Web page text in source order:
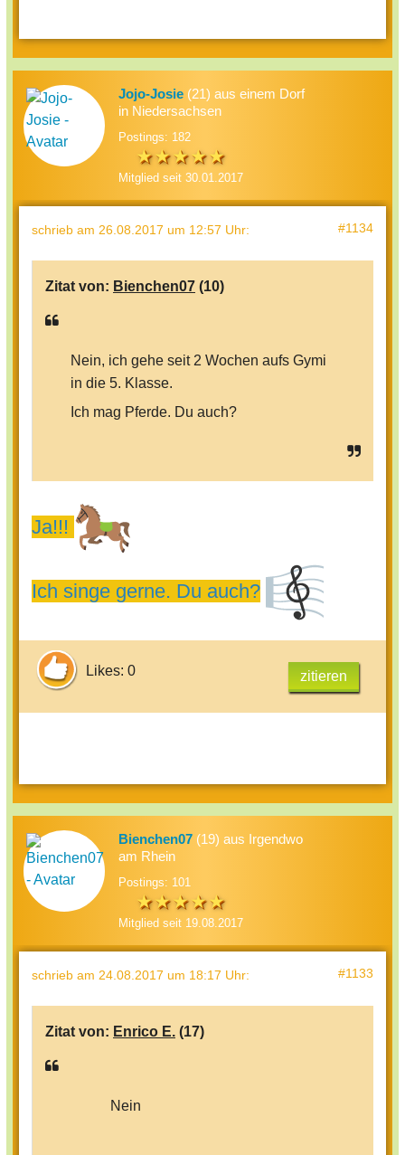
Jojo-Josie (21) aus einem Dorf
in Niedersachsen
Postings: 182
Mitglied seit 30.01.2017
schrieb am 26.08.2017 um 12:57 Uhr: #1134
Zitat von: Bienchen07 (10)
Nein, ich gehe seit 2 Wochen aufs Gymi
in die 5. Klasse.
Ich mag Pferde. Du auch?
Ja!!!
Ich singe gerne. Du auch?
Likes: 0 zitieren
Bienchen07 (19) aus Irgendwo
am Rhein
Postings: 101
Mitglied seit 19.08.2017
schrieb am 24.08.2017 um 18:17 Uhr: #1133
Zitat von: Enrico E. (17)
Nein